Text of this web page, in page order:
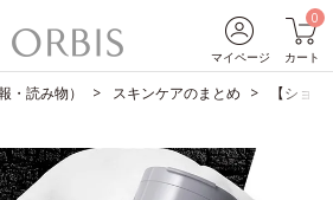
マイページ
0
カート
・読み物） スキンケアのまとめ 【ショ